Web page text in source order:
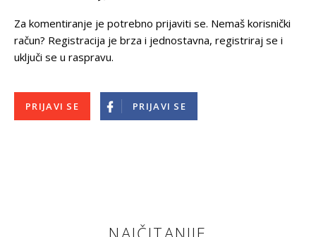
Za komentiranje je potrebno prijaviti se. Nemaš korisnički
račun? Registracija je brza i jednostavna, registriraj se i
uključi se u raspravu.
PRIJAVI SE PRIJAVI SE